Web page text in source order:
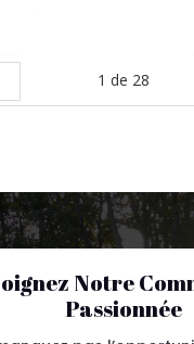
1 de 28
Notre
Passionnée